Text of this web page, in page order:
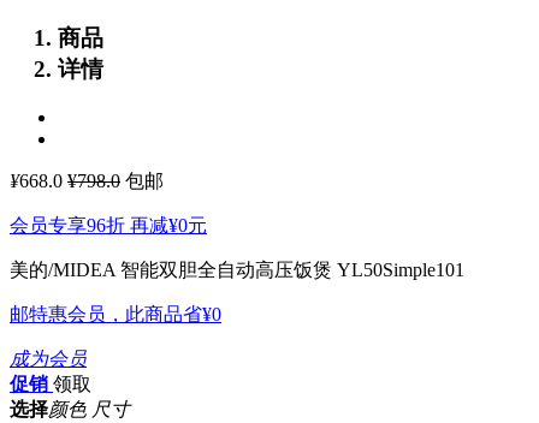
商品
详情
¥668.0 ¥798.0 包邮
会员专享96折 再减¥0元
美的/MIDEA 智能双胆全自动高压饭煲 YL50Simple101
邮特惠会员，此商品省¥0
成为会员
促销 领取
选择颜色 尺寸